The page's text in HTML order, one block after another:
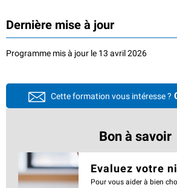
Dernière mise à jour
Programme mis à jour le 13 avril 2026
Cette formation vous intéresse ?
Bon à savoir
Evaluez votre
Pour vous aider à bien